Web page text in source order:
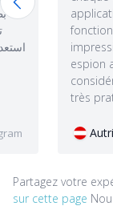
outil
j'ai même été
le logiciel
C'est un plus
qui est
Facebook
Partagez votre
sur cette page